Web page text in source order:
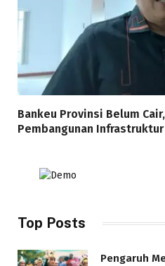
Bankeu Provinsi Belum
Pembangunan
Top Posts
Pengaruh